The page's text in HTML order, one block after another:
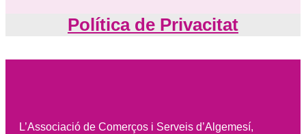
Política de Privacitat
L’Associació de Comerços i Serveis d’Algemesí,